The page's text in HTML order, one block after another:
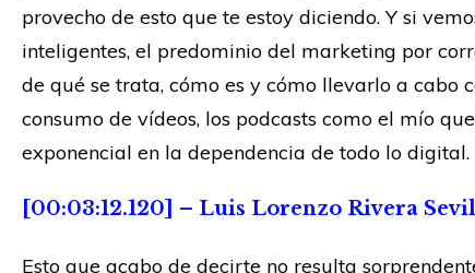
provecho de esto que te estoy diciendo. Y si
inteligentes, el predominio del marketing por
de qué se trata, cómo es y cómo llevarlo a cabo
consumo de vídeos, los podcasts como el mío
exponencial en la dependencia de todo lo digital.
[00:03:12.120] – Luis Lorenzo Rivera
Esto que acabo de decirte no resulta